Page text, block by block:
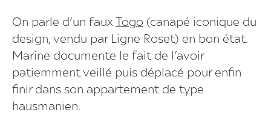
On parle d’un faux Togo (canapé iconique du
design, vendu par Ligne Roset) en bon état.
Marine documente le fait de l’avoir
patiemment veillé puis déplacé pour enfin
finir dans son appartement de type
hausmanien.